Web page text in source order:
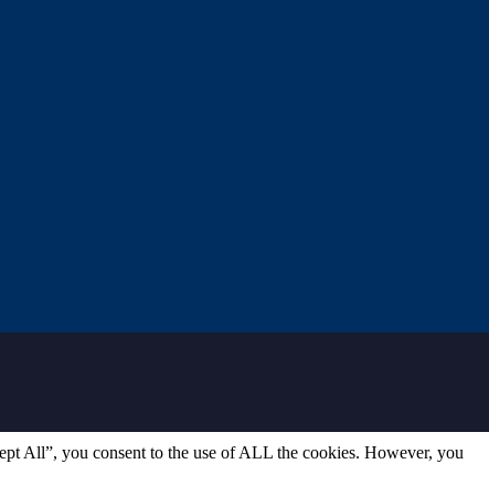
All”, you consent to the use of ALL the cookies. However, you